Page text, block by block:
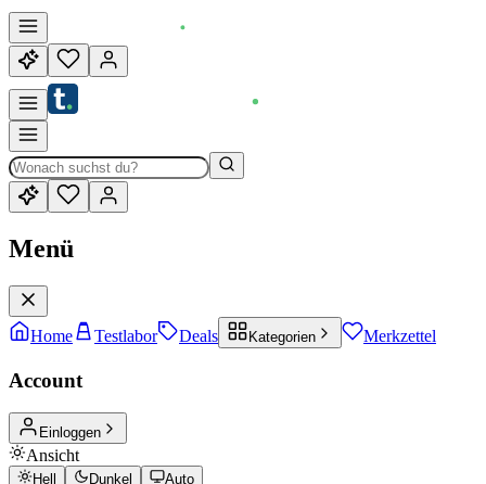
Menü
Home Testlabor Deals Kategorien Merkzettel
Account
Einloggen
Ansicht
Hell Dunkel Auto